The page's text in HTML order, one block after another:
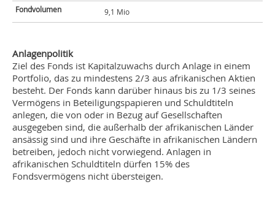
Fondvolumen
9,1 Mio
Anlagenpolitik
Ziel des Fonds ist Kapitalzuwachs durch Anlage in einem
Portfolio, das zu mindestens 2/3 aus afrikanischen Aktien
besteht. Der Fonds kann darüber hinaus bis zu 1/3 seines
Vermögens in Beteiligungspapieren und Schuldtiteln
anlegen, die von oder in Bezug auf Gesellschaften
ausgegeben sind, die außerhalb der afrikanischen Länder
ansässig sind und ihre Geschäfte in afrikanischen Ländern
betreiben, jedoch nicht vorwiegend. Anlagen in
afrikanischen Schuldtiteln dürfen 15% des
Fondsvermögens nicht übersteigen.